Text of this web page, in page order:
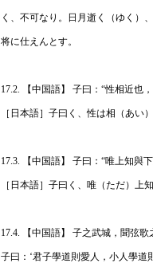
く、不可なり。日月逝く（ゆく）
将に仕えんとす。
17.2. 【中国語】 子曰：“性相近也
［日本語］子曰く、性は相（あい
17.3. 【中国語】 子曰：“唯上知與
［日本語］子曰く、唯（ただ）上
17.4. 【中国語】 子之武城，聞弦
子曰：‘君子學道則愛人，小人學道